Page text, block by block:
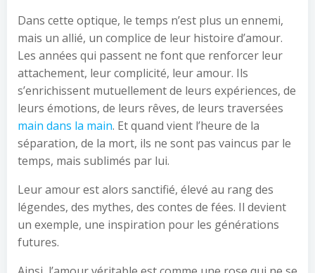
Dans cette optique, le temps n’est plus un ennemi,
mais un allié, un complice de leur histoire d’amour.
Les années qui passent ne font que renforcer leur
attachement, leur complicité, leur amour. Ils
s’enrichissent mutuellement de leurs expériences, de
leurs émotions, de leurs rêves, de leurs traversées
main dans la main. Et quand vient l’heure de la
séparation, de la mort, ils ne sont pas vaincus par le
temps, mais sublimés par lui.
Leur amour est alors sanctifié, élevé au rang des
légendes, des mythes, des contes de fées. Il devient
un exemple, une inspiration pour les générations
futures.